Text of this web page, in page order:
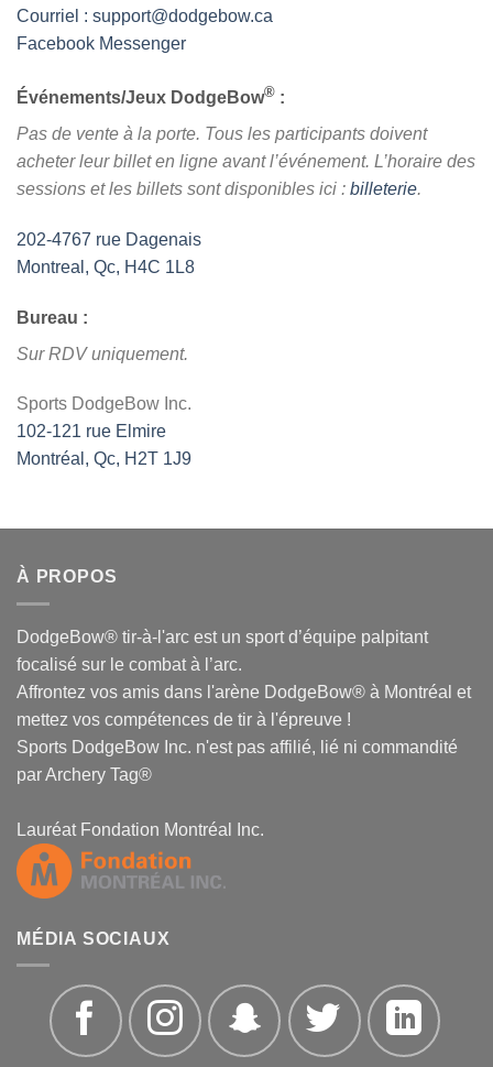
Courriel : support@dodgebow.ca
Facebook Messenger
Événements/Jeux DodgeBow® :
Pas de vente à la porte. Tous les participants doivent
acheter leur billet en ligne avant l’événement. L’horaire des
sessions et les billets sont disponibles ici : billeterie.
202-4767 rue Dagenais
Montreal, Qc, H4C 1L8
Bureau :
Sur RDV uniquement.
Sports DodgeBow Inc.
102-121 rue Elmire
Montréal, Qc, H2T 1J9
À PROPOS
DodgeBow® tir-à-l'arc est un sport d’équipe palpitant
focalisé sur le combat à l’arc.
Affrontez vos amis dans l'arène DodgeBow® à Montréal et
mettez vos compétences de tir à l'épreuve !
Sports DodgeBow Inc. n'est pas affilié, lié ni commandité
par Archery Tag®
Lauréat Fondation Montréal Inc.
MÉDIA SOCIAUX